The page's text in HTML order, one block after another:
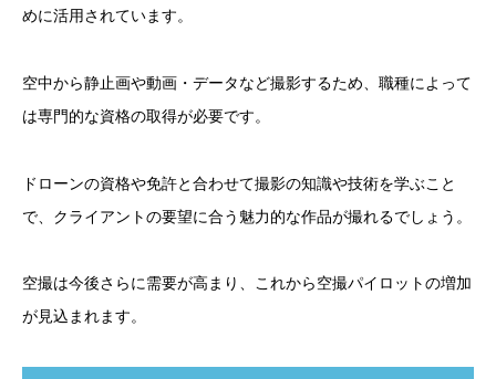
めに活用されています。
空中から静止画や動画・データなど撮影するため、職種によって
は専門的な資格の取得が必要です。
ドローンの資格や免許と合わせて撮影の知識や技術を学ぶこと
で、クライアントの要望に合う魅力的な作品が撮れるでしょう。
空撮は今後さらに需要が高まり、これから空撮パイロットの増加
が見込まれます。